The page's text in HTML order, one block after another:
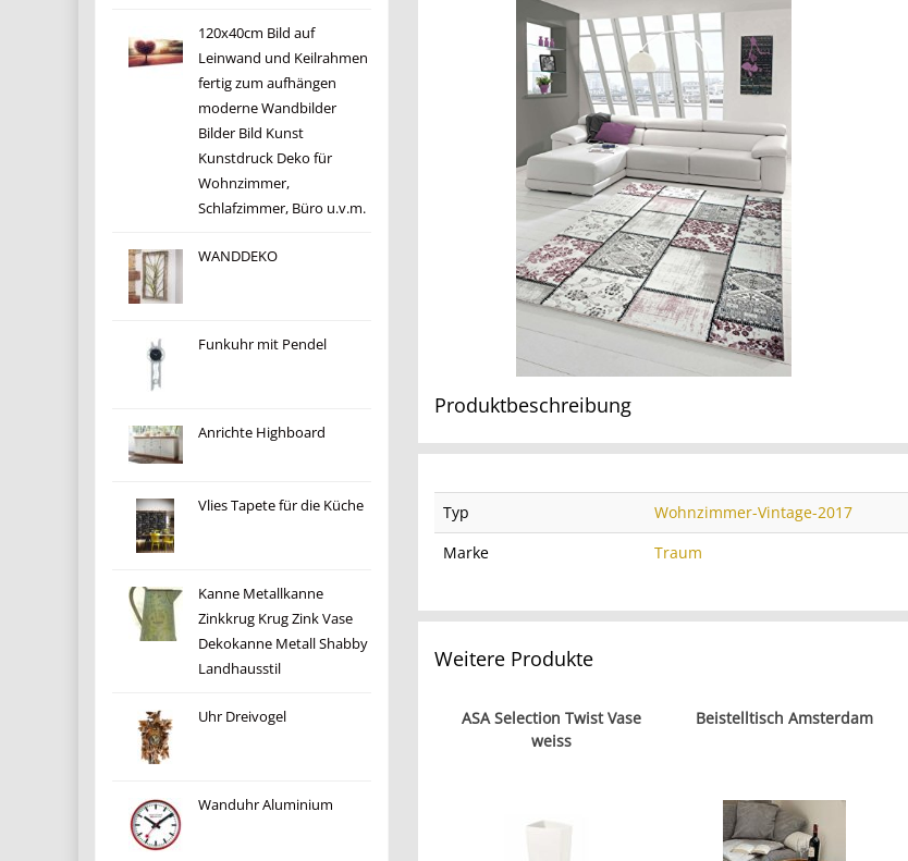
120x40cm Bild auf
Leinwand und Keilrahmen
fertig zum aufhängen
moderne Wandbilder
Bilder Bild Kunst
Kunstdruck Deko für
Wohnzimmer,
Schlafzimmer, Büro u.v.m.
WANDDEKO
Funkuhr mit Pendel
Anrichte Highboard
Vlies Tapete für die Küche
Kanne Metallkanne
Zinkkrug Krug Zink Vase
Dekokanne Metall Shabby
Landhausstil
Uhr Dreivogel
Wanduhr Aluminium
Produktbeschreibung
Typ
Wohnzimmer-Vintage-2017
Marke
Traum
Weitere Produkte
ASA Selection Twist Vase
weiss
Beistelltisch Amsterdam